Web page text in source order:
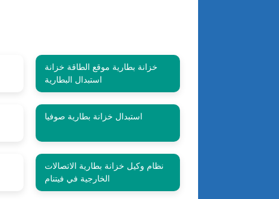
خزانة بطارية موقع الطاقة خزانة
استبدال البطارية
استبدال خزانة بطارية صوفيا
نظام وكيل خزانة بطارية الاتصالات
الخارجية في فيتنام